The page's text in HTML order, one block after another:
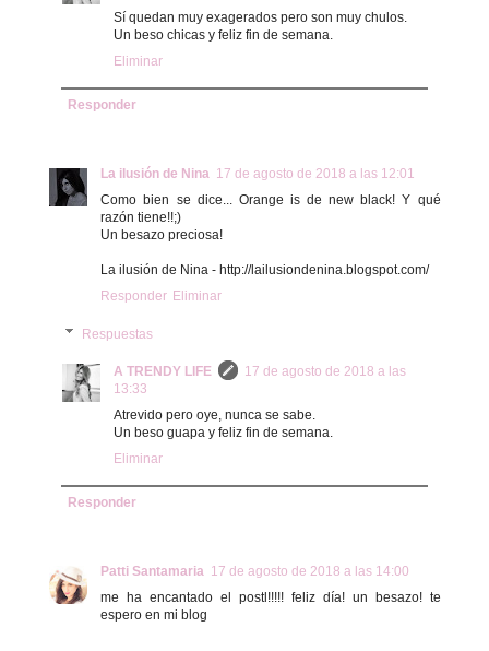
Sí quedan muy exagerados pero son muy chulos.
Un beso chicas y feliz fin de semana.
Eliminar
Responder
La ilusión de Nina 17 de agosto de 2018 a las 12:01
Como bien se dice... Orange is de new black! Y qué
razón tiene!!;)
Un besazo preciosa!
La ilusión de Nina - http://lailusiondenina.blogspot.com/
Responder Eliminar
Respuestas
A TRENDY LIFE
17 de agosto de 2018 a las
13:33
Atrevido pero oye, nunca se sabe.
Un beso guapa y feliz fin de semana.
Eliminar
Responder
Patti Santamaria 17 de agosto de 2018 a las 14:00
me ha encantado el postl!!!!! feliz día! un besazo! te
espero en mi blog